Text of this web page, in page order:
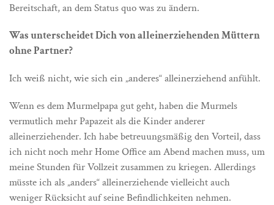
Bereitschaft, an dem Status quo was zu ändern.
Was unterscheidet Dich von alleinerziehenden Müttern
ohne Partner?
Ich weiß nicht, wie sich ein „anderes“ alleinerziehend anfühlt.
Wenn es dem Murmelpapa gut geht, haben die Murmels
vermutlich mehr Papazeit als die Kinder anderer
alleinerziehender. Ich habe betreuungsmäßig den Vorteil, dass
ich nicht noch mehr Home Office am Abend machen muss, um
meine Stunden für Vollzeit zusammen zu kriegen. Allerdings
müsste ich als „anders“ alleinerziehende vielleicht auch
weniger Rücksicht auf seine Befindlichkeiten nehmen.